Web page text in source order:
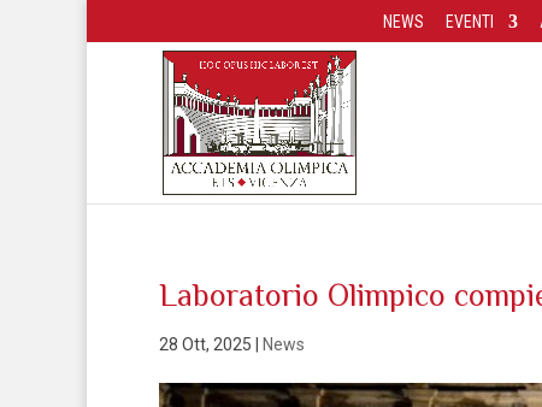
NEWS EVENTI
Laboratorio Olimpico
28 Ott, 2025 News